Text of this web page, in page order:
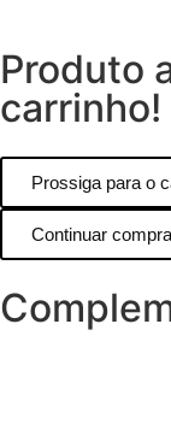
Produto
carrinho!
Prossiga para o
Continuar